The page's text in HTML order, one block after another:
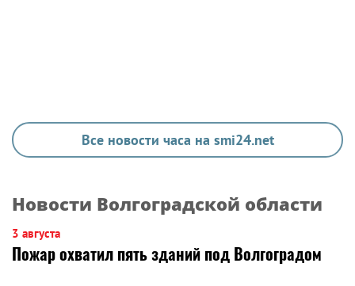
Все новости часа на smi24.net
Новости Волгоградской области
3 августа
Пожар охватил пять зданий под Волгоградом